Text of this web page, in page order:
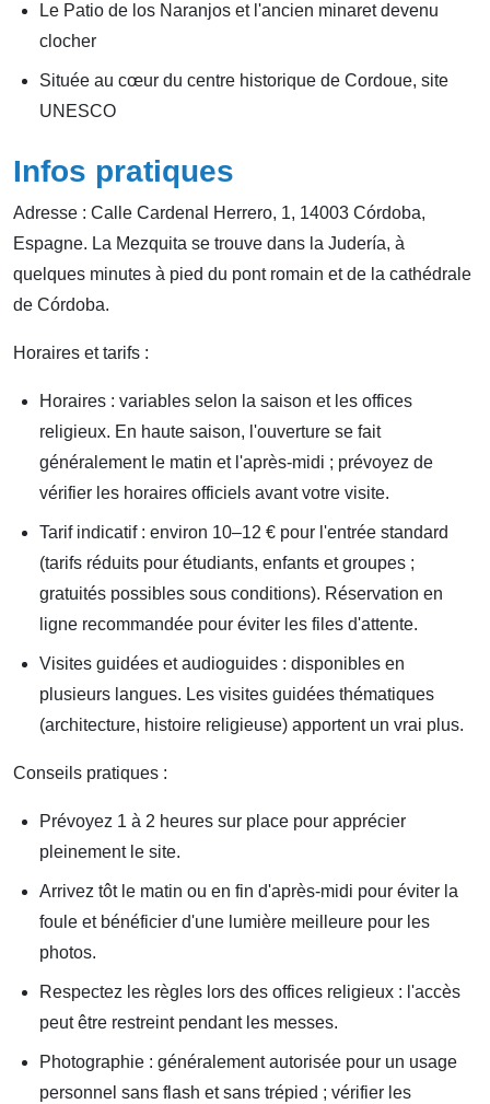
Le Patio de los Naranjos et l'ancien minaret devenu
clocher
Située au cœur du centre historique de Cordoue, site
UNESCO
Infos pratiques
Adresse : Calle Cardenal Herrero, 1, 14003 Córdoba,
Espagne. La Mezquita se trouve dans la Judería, à
quelques minutes à pied du pont romain et de la cathédrale
de Córdoba.
Horaires et tarifs :
Horaires : variables selon la saison et les offices
religieux. En haute saison, l'ouverture se fait
généralement le matin et l'après-midi ; prévoyez de
vérifier les horaires officiels avant votre visite.
Tarif indicatif : environ 10–12 € pour l'entrée standard
(tarifs réduits pour étudiants, enfants et groupes ;
gratuités possibles sous conditions). Réservation en
ligne recommandée pour éviter les files d'attente.
Visites guidées et audioguides : disponibles en
plusieurs langues. Les visites guidées thématiques
(architecture, histoire religieuse) apportent un vrai plus.
Conseils pratiques :
Prévoyez 1 à 2 heures sur place pour apprécier
pleinement le site.
Arrivez tôt le matin ou en fin d'après-midi pour éviter la
foule et bénéficier d'une lumière meilleure pour les
photos.
Respectez les règles lors des offices religieux : l'accès
peut être restreint pendant les messes.
Photographie : généralement autorisée pour un usage
personnel sans flash et sans trépied ; vérifier les